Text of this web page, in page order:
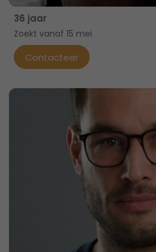
36 jaar
Zoekt vanaf 15 mei
Contacteer